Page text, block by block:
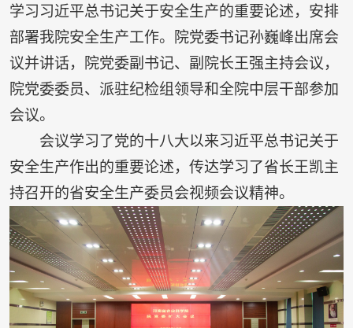
学习习近平总书记关于安全生产的重要论述，安排
部署我院安全生产工作。院党委书记孙巍峰出席会
议并讲话，院党委副书记、副院长王强主持会议，
院党委委员、派驻纪检组领导和全院中层干部参加
会议。
会议学习了党的十八大以来习近平总书记关于
安全生产作出的重要论述，传达学习了省长王凯主
持召开的省安全生产委员会视频会议精神。